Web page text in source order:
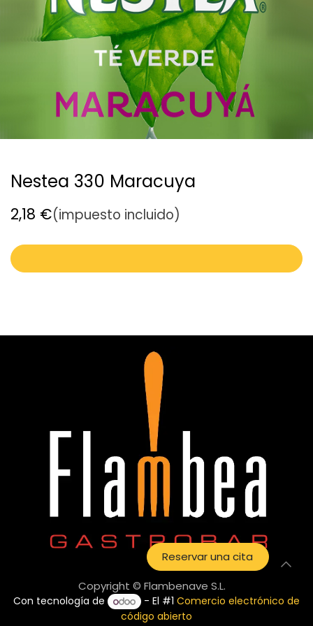
Nestea 330 Maracuya
2,18 €(impuesto incluido)
Reservar una cita
Copyright © Flambenave S.L.
Con tecnología de - El #1Comercio electrónico de
código abierto